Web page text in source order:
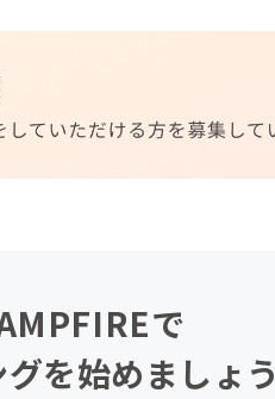
で
を始めましょう